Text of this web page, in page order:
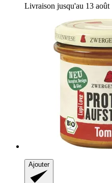
Livraison jusqu'au 13 août
Ajouter